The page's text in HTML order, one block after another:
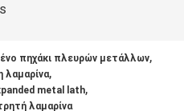
πηχάκι πλευρών μετάλλων,
λαμαρίνα,
metal lath,
λαμαρίνα